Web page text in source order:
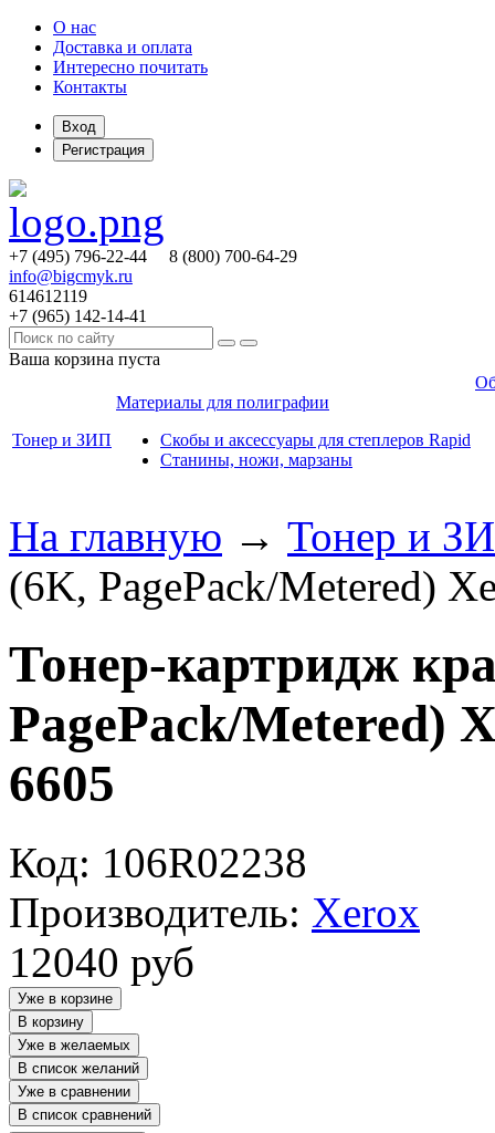
О нас
Доставка и оплата
Интересно почитать
Контакты
Вход
Регистрация
+7 (495) 796-22-44 8 (800) 700-64-29
info@bigcmyk.ru
614612119
+7 (965) 142-14-41
Ваша корзина пуста
Тонер и ЗИП
Материалы для полиграфии
Скобы и аксессуары для степлеров Rapid
Станины, ножи, марзаны
На главную → Тонер и
(6K, PagePack/Metered)
Тонер-картридж
PagePack/Metered)
6605
Код: 106R02238
Производитель: Xerox
12040 руб
Уже в корзине
В корзину
Уже в желаемых
В список желаний
Уже в сравнении
В список сравнений